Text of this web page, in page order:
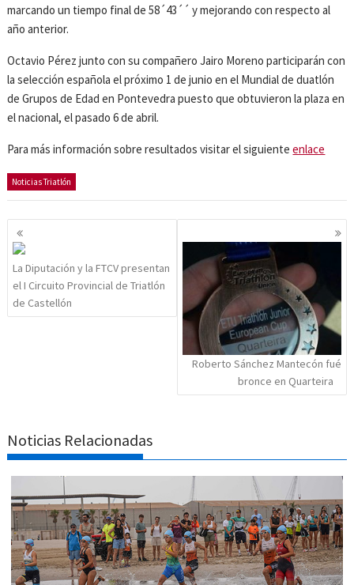
marcando un tiempo final de 58´43´´ y mejorando con respecto al
año anterior.
Octavio Pérez junto con su compañero Jairo Moreno participarán con
la selección española el próximo 1 de junio en el Mundial de duatlón
de Grupos de Edad en Pontevedra puesto que obtuvieron la plaza en
el nacional, el pasado 6 de abril.
Para más información sobre resultados visitar el siguienteenlace
Noticias Triatlón
Navegación
de
entradas
La Diputación y la FTCV presentan
el I Circuito Provincial de Triatlón
de Castellón
Roberto Sánchez Mantecón fué
bronce en Quarteira
Noticias Relacionadas